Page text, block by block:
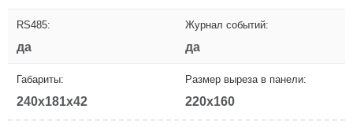
RS485:
да
Журнал событий:
да
Габариты:
240x181x42
Размер выреза в панели:
220x160